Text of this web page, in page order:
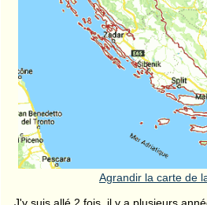
Agrandir la carte de
J'y suis allé 2 fois, il y a plusieurs